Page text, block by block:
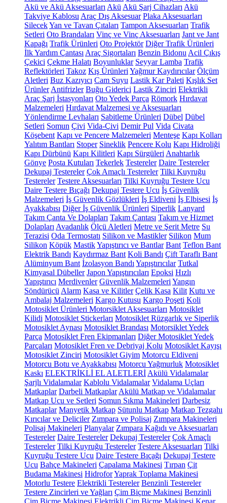
Akü ve Akü Aksesuarları Akü Akü Şarj Cihazları Akü
Takviye Kablosu Araç Dış Aksesuar Plaka Aksesuarları
SilecekYan ve Tavan Çıtaları Tampon Aksesuarları Trafik
Setleri Oto Brandaları Vinç ve Vinç Aksesuarları Jant ve Jant
Kapağı Trafik Ürünleri Oto Projektör Diğer Trafik Ürünleri
İlk Yardım Çantası Araç Sigortaları Benzin Bidonu Acil Çıkış
Çekici Çekme Halatı Boyunluklar Seyyar Lamba Trafik
Reflektörleri Takoz Kış Ürünleri Yağmur Kaydırıcılar Ölçüm
Aletleri Buz Kazıyıcı Cam Suyu Lastik Kar Paleti Kışlık Set
Ürünler Antifrizler Buğu Giderici Lastik Zinciri Elektrikli
Araç Şarj İstasyonları Oto Yedek Parça Römork Hırdavat
Malzemeleri Hırdavat Malzemesi ve Aksesuarları
Yönlendirme Levhaları Sabitleme Ürünleri Dübel Dübel
Setleri Somun Çivi Vida-Çivi Demir Pul Vida Civata
Köşebent Kapı ve Pencere Malzemeleri Menteşe Kapı Kolları
Yalıtım Bantları Stoper Sineklik Pencere Kolu Kapı Hidroliği
Kapı Dürbünü Kapı Kilitleri Kapı Sürgüleri Anahtarlık
Gönye Posta Kutuları Tekerlek Testereler Daire Testereler
Dekupaj Testereler Çok Amaçlı Testereler Tilki Kuyruğu
Testereler Testere Aksesuarları Tilki Kuyruğu Testere Ucu
Daire Testere Bıçağı Dekupaj Testere Ucu İş Güvenlik
Malzemeleri İş Güvenlik Gözlükleri İş Eldiveni İş Elbisesi İş
Ayakkabısı Diğer İş Güvenlik Ürünleri Siperlik Lanyard
Takım Çanta Ve Dolapları Takım Çantası Takım ve Hizmet
Dolapları Avadanlık Ölçü Aletleri Metre ve Şerit Metre Su
Terazisi Oda Termostatı Silikon ve Mastikler Silikon Mum
Silikon Köpük MastikYapıştırıcı ve Bantlar Bant Teflon Bant
Elektrik Bandı Kaydırmaz Bant Koli Bandı Çift Taraflı Bant
Alüminyum Bant İzolasyon Bandı Yapıştırıcılar Tutkal
Kimyasal Dübeller Japon Yapıştırıcıları Epoksi Hızlı
Yapıştırıcı Merdivenler Güvenlik Malzemeleri Yangın
Söndürücü Alarm Kasa ve Kilitler Çelik Kasa Kilit Kutu ve
Ambalaj Malzemeleri Kargo Kutusu Kargo Poşeti Koli
Motosiklet Ürünleri Motorsiklet Aksesuarları Motosiklet
Kilidi Motosiklet Stickerları Motosiklet Rüzgarlık ve Siperlik
Motosiklet Aynası Motosiklet Brandası Motorsiklet Yedek
Parça Motosiklet Fren Ekipmanları Diğer Motosiklet Yedek
Parçaları Motosiklet Fren ve Debriyaj Kolu Motosiklet Kayışı
Motosiklet Zinciri Motosiklet Giyim Motorcu Eldiveni
Motorcu Botu ve Ayakkabısı Motorcu Yağmurluk Motosiklet
Kaskı ELEKTRİKLİ EL ALETLERİ Akülü Vidalamalar
Şarjlı Vidalamalar Kablolu Vidalamalar Vidalama Uçları
Matkaplar Darbeli Matkaplar Akülü Matkap ve Vidalamalar
Matkap Ucu ve Setleri Somun Sıkma Makineleri Darbesiz
Matkaplar Manyetik Matkap Sütunlu Matkap Matkap Tezgahı
Kırıcılar ve Deliciler Zımpara ve Polisaj Zımpara Makineleri
Polisaj Makineleri Planyalar Zımpara Kağıdı ve Aksesuarları
Testereler Daire Testereler Dekupaj Testereler Çok Amaçlı
Testereler Tilki Kuyruğu Testereler Testere Aksesuarları Tilki
Kuyruğu Testere Ucu Daire Testere Bıçağı Dekupaj Testere
Ucu Bahçe Makineleri Çapalama Makinesi Tırpan Çit
Budama Makinesi HidroforYaprak Toplama Makinesi
Motorlu Testere Elektrikli Testereler Benzinli Testereler
Testere Zincirleri ve Yağları Çim Biçme Makinesi Benzinli
Çim Biçme Makinesi Elektrikli Çim Biçme Makinesi Kenar